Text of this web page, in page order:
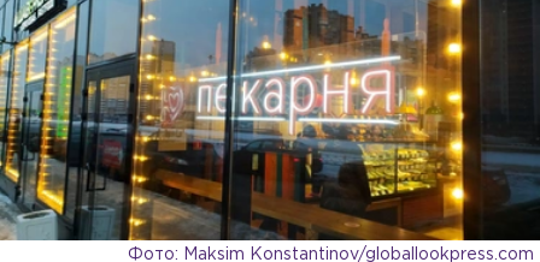
Фото: Maksim Konstantinov/globallookpress.com